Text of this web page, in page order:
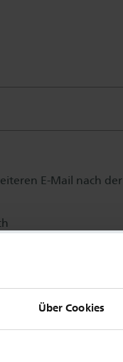
Über Cookies
E-Mail nach der